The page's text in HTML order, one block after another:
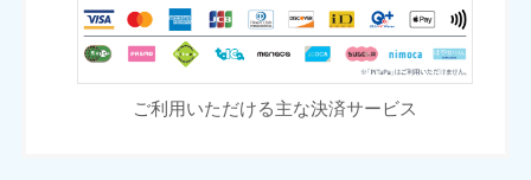
ご利用いただける主な決済サービス